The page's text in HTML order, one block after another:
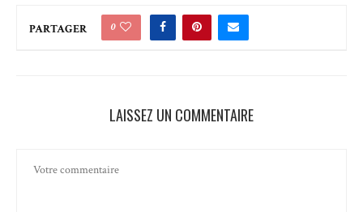
PARTAGER 0
LAISSEZ UN COMMENTAIRE